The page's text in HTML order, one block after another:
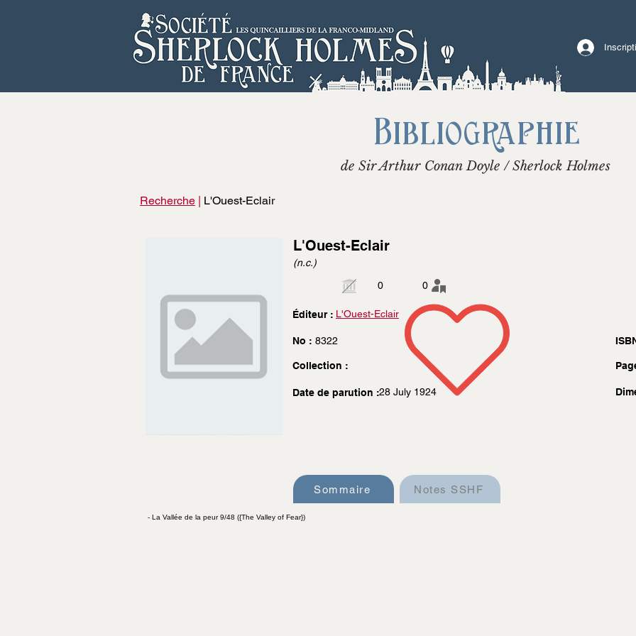
Bibliographie
de Sir Arthur Conan Doyle / Sherlock Holmes
Recherche | L'Ouest-Eclair
L'Ouest-Eclair
(n.c.)
0
0
Éditeur : L'Ouest-Eclair
No : 8322
Collection :
Date de parution :28 July 1924
Sommaire Notes SSHF
- La Vallée de la peur 9/48 ({The Valley of Fear})